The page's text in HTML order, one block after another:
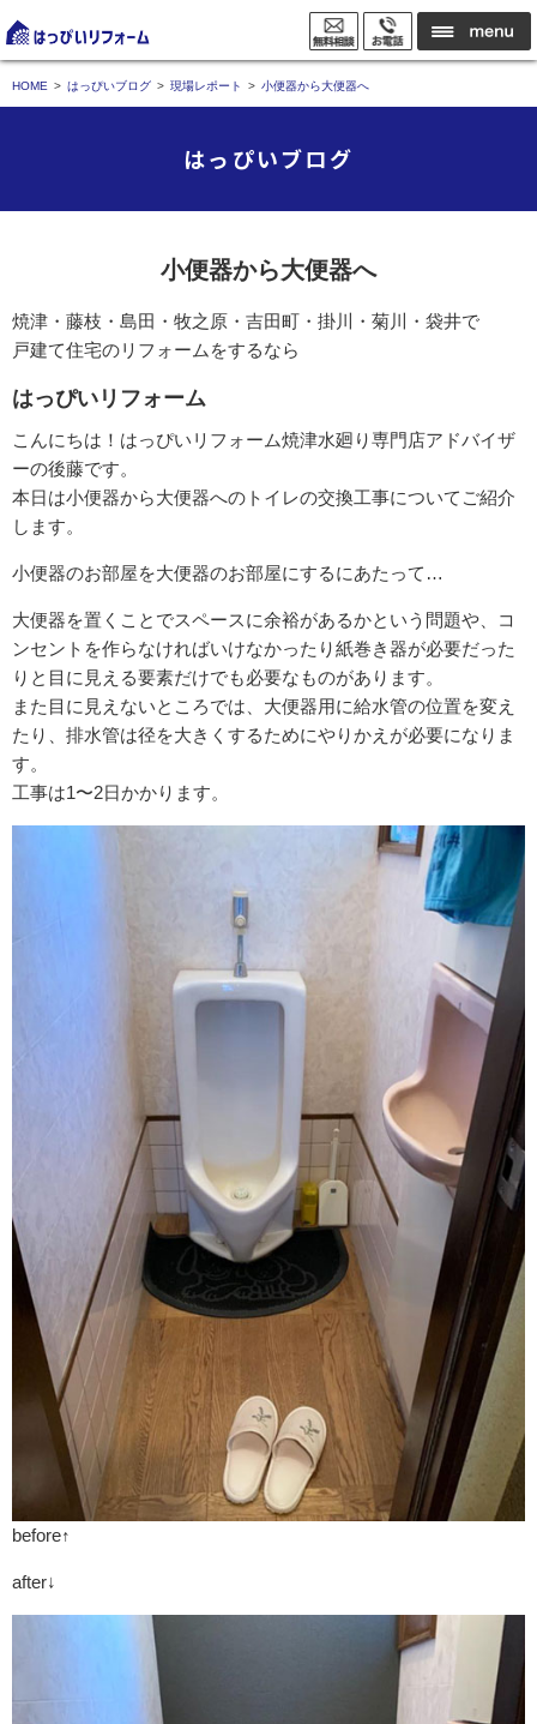
HOME はっぴいブログ 現場レポート 小便器から大便器へ
はっぴいブログ
小便器から大便器へ
焼津・藤枝・島田・牧之原・吉田町・掛川・菊川・袋井で
戸建て住宅のリフォームをするなら
はっぴいリフォーム
こんにちは！はっぴいリフォーム焼津水廻り専門店アドバイザ
ーの後藤です。
本日は小便器から大便器へのトイレの交換工事についてご紹介
します。
小便器のお部屋を大便器のお部屋にするにあたって…
大便器を置くことでスペースに余裕があるかという問題や、コ
ンセントを作らなければいけなかったり紙巻き器が必要だった
りと目に見える要素だけでも必要なものがあります。
また目に見えないところでは、大便器用に給水管の位置を変え
たり、排水管は径を大きくするためにやりかえが必要になりま
す。
工事は1〜2日かかります。
before↑
after↓